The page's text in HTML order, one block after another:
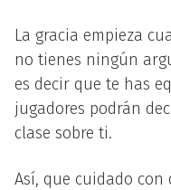
La gracia empieza
no tienes ningún
es decir que te has
jugadores podrán
clase sobre ti.
Así, que cuidado